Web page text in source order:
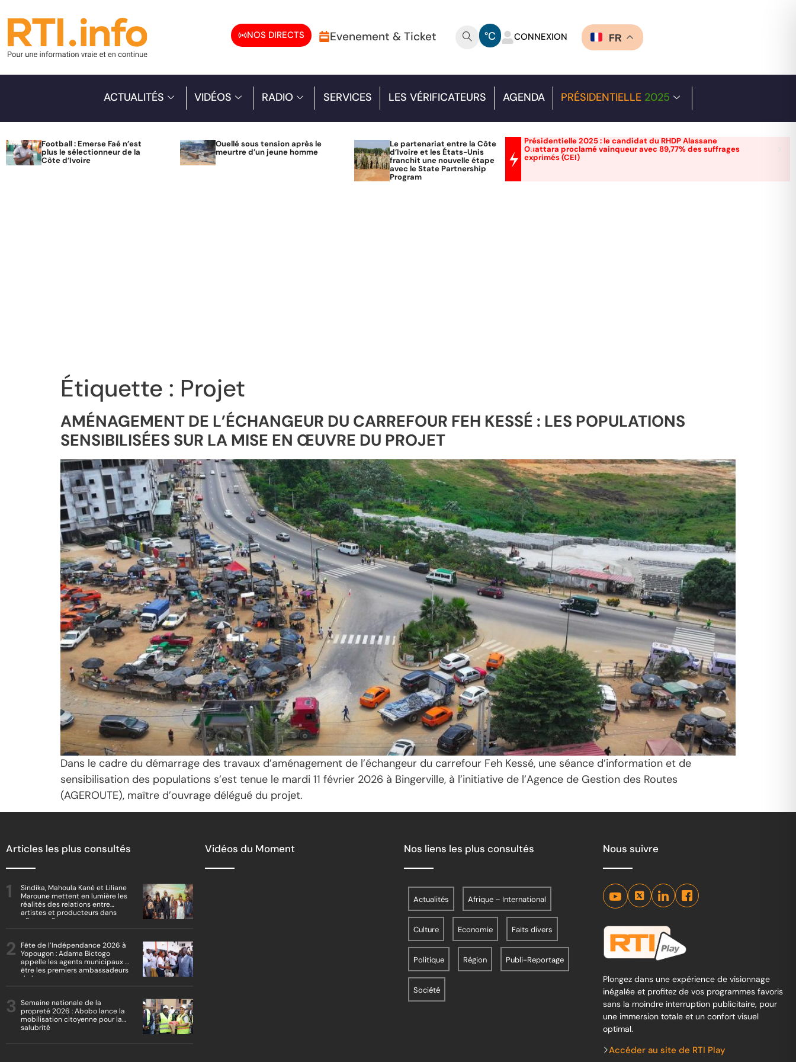
NOS DIRECTS Evenement & Ticket °C CONNEXION FR
ACTUALITÉS VIDÉOS RADIO SERVICES LES VÉRIFICATEURS AGENDA PRÉSIDENTIELLE 2025
Football : Emerse Faé n’est
plus le sélectionneur de la
Côte d’Ivoire
Ouellé sous tension après le
meurtre d’un jeune homme
Le partenariat entre la Côte
d’Ivoire et les États-Unis
franchit une nouvelle étape
avec le State Partnership
Program
Présidentielle 2025 : le candidat du RHDP Alassane
Ouattara proclamé vainqueur avec 89,77% des suffrages
exprimés (CEI)
Étiquette : Projet
AMÉNAGEMENT DE L’ÉCHANGEUR DU CARREFOUR FEH KESSÉ : LES POPULATIONS
SENSIBILISÉES SUR LA MISE EN ŒUVRE DU PROJET
Dans le cadre du démarrage des travaux d’aménagement de l’échangeur du carrefour Feh Kessé, une séance d’information et de
sensibilisation des populations s’est tenue le mardi 11 février 2026 à Bingerville, à l’initiative de l’Agence de Gestion des Routes
(AGEROUTE), maître d’ouvrage délégué du projet.
Articles les plus consultés
Sindika, Mahoula Kané et Liliane
Maroune mettent en lumière les
réalités des relations entre
artistes et producteurs dans
« Boss vs Boss »
Fête de l’Indépendance 2026 à
Yopougon : Adama Bictogo
appelle les agents municipaux à
être les premiers ambassadeurs
de la commune
Semaine nationale de la
propreté 2026 : Abobo lance la
mobilisation citoyenne pour la
salubrité
Vidéos du Moment Nos liens les plus consultés
Actualités Afrique – International
Culture Economie Faits divers
Politique Région Publi-Reportage
Société
Nous suivre
Plongez dans une expérience de visionnage
inégalée et profitez de vos programmes favoris
sans la moindre interruption publicitaire, pour
une immersion totale et un confort visuel
optimal.
Accéder au site de RTI Play